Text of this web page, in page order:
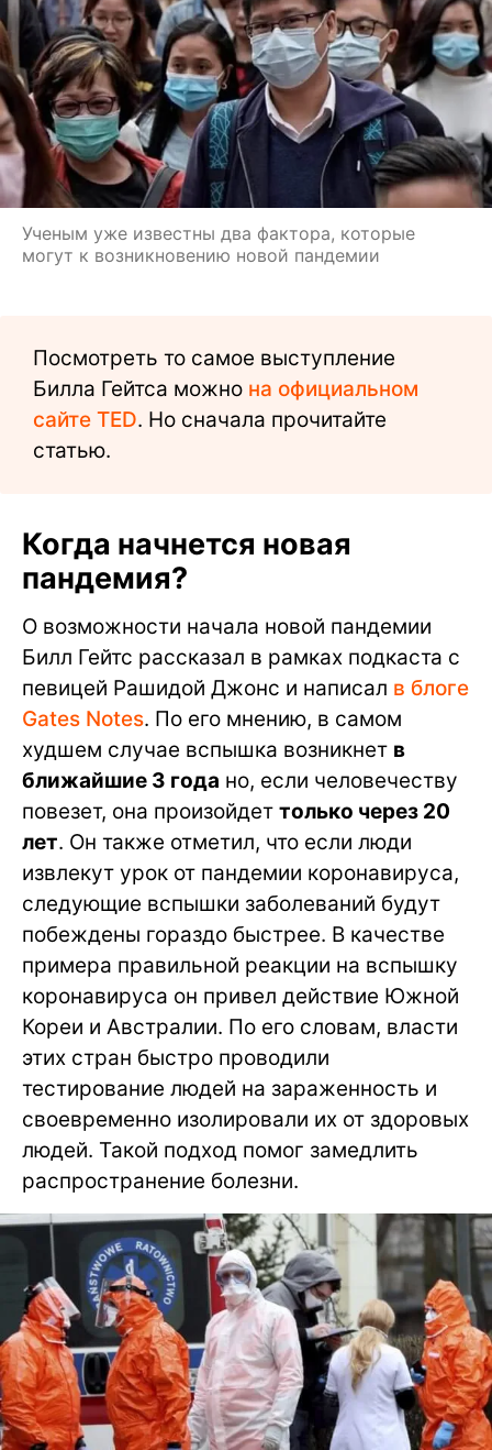
Ученым уже известны два фактора, которые
могут к возникновению новой пандемии
Посмотреть то самое выступление
Билла Гейтса можно на официальном
сайте TED. Но сначала прочитайте
статью.
Когда начнется новая
пандемия?
О возможности начала новой пандемии
Билл Гейтс рассказал в рамках подкаста с
певицей Рашидой Джонс и написал в блоге
Gates Notes. По его мнению, в самом
худшем случае вспышка возникнет в
ближайшие 3 года но, если человечеству
повезет, она произойдет только через 20
лет. Он также отметил, что если люди
извлекут урок от пандемии коронавируса,
следующие вспышки заболеваний будут
побеждены гораздо быстрее. В качестве
примера правильной реакции на вспышку
коронавируса он привел действие Южной
Кореи и Австралии. По его словам, власти
этих стран быстро проводили
тестирование людей на зараженность и
своевременно изолировали их от здоровых
людей. Такой подход помог замедлить
распространение болезни.